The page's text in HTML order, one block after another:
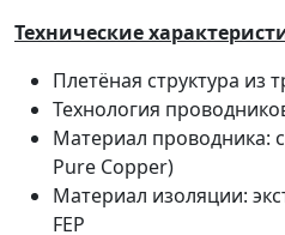
Технические
Плетёная структура из
Технология
Материал проводника:
Pure Copper)
Материал изоляции:
FEP